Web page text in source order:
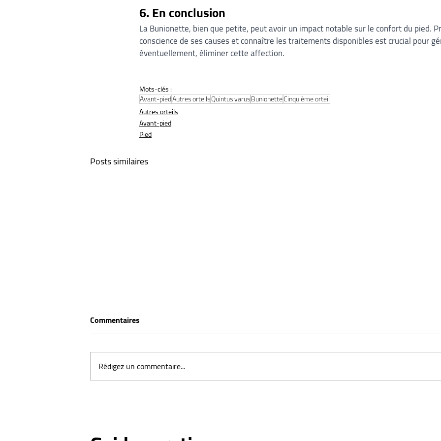
6. En conclusion
La Bunionette, bien que petite, peut avoir un impact notable sur le confort du pied.
conscience de ses causes et connaître les traitements disponibles est crucial pour
éventuellement, éliminer cette affection.
Mots-clés :
Avant-piedAutres orteilsQuintus varusBunionetteCinquième orteil
Autres orteils
Avant-pied
Pied
Posts similaires
Commentaires
Rédigez un commentaire...